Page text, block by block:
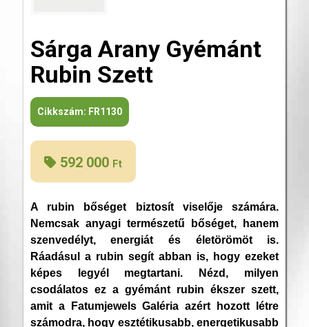
Sárga Arany Gyémánt
Rubin Szett
Cikkszám: FR1130
592 000 Ft
A rubin bőséget biztosít viselője számára.
Nemcsak anyagi természetű bőséget, hanem
szenvedélyt, energiát és életörömöt is.
Ráadásul a rubin segít abban is, hogy ezeket
képes legyél megtartani. Nézd, milyen
csodálatos ez a gyémánt rubin ékszer szett,
amit a Fatumjewels Galéria azért hozott létre
számodra, hogy esztétikusabb, energetikusabb